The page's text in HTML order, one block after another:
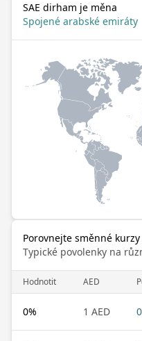
SAE dirham je měna
Spojené arabské emiráty
Porovnejte směnné kurzy
Typické povolenky na
Hodnotit AED
0% 1 AED